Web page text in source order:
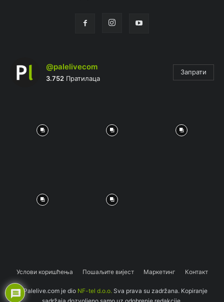
@palelivecom
3.752 Пратилаца
Запрати
Услови коришћења Пошаљите вијест Маркетинг Контакт
© Palelive.com je dio NF-tel d.o.o. Sva prava su zadržana. Kopiranje